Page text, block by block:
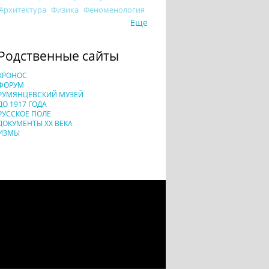
Физика Феноменология
Еще
сайты
МУЗЕЙ
1917 ГОДА
ПОЛЕ
XX ВЕКА